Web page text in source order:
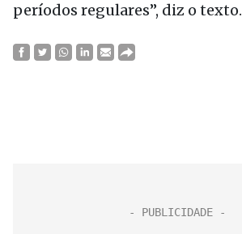
períodos regulares”, diz o texto.